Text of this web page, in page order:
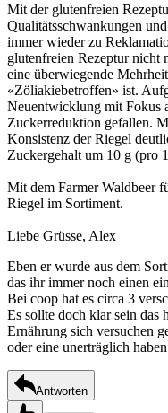
Mit der glutenfreien
Qualitätsschwankungen
immer wieder zu
glutenfreien Rezeptur nicht
eine überwiegende
«Zöliakiebetroffen» ist.
Neuentwicklung mit Fokus
Zuckerreduktion gefallen.
Konsistenz der Riegel
Zuckergehalt um 10 g (pro
Mit dem Farmer Waldbeer
Riegel im Sortiment.
Liebe Grüsse, Alex
Eben er wurde aus dem
das ihr immer noch einen
Bei coop hat es circa 3
Es sollte doch klar sein das
Ernährung sich versuchen
oder eine unerträglich
Antworten